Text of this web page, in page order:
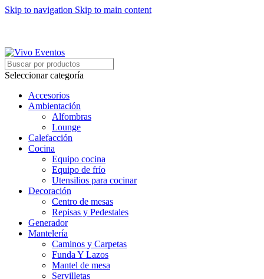
Skip to navigation Skip to main content
Seleccionar categoría
Accesorios
Ambientación
Alfombras
Lounge
Calefacción
Cocina
Equipo cocina
Equipo de frío
Utensilios para cocinar
Decoración
Centro de mesas
Repisas y Pedestales
Generador
Mantelería
Caminos y Carpetas
Funda Y Lazos
Mantel de mesa
Servilletas